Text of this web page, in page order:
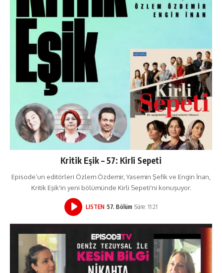
Kritik Eşik – 57: Kirli Sepeti
Episode’un editörleri Özlem Özdemir, Yasemin Şefik ve Engin İnan,
Kritik Eşik'in yeni bölümünde Kirli Sepeti'ni konuşuyor.
LISTEN 57. Bölüm Süre: 11:21